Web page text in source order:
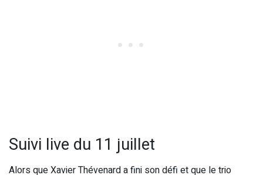
Suivi live du 11 juillet
Alors que Xavier Thévenard a fini son défi et que le trio